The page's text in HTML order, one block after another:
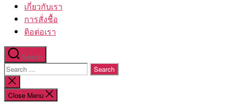
เกี่ยวกับเรา
การสั่งชื้อ
ติอต่อเรา
Search
Search
for:
Close
search
Close Menu